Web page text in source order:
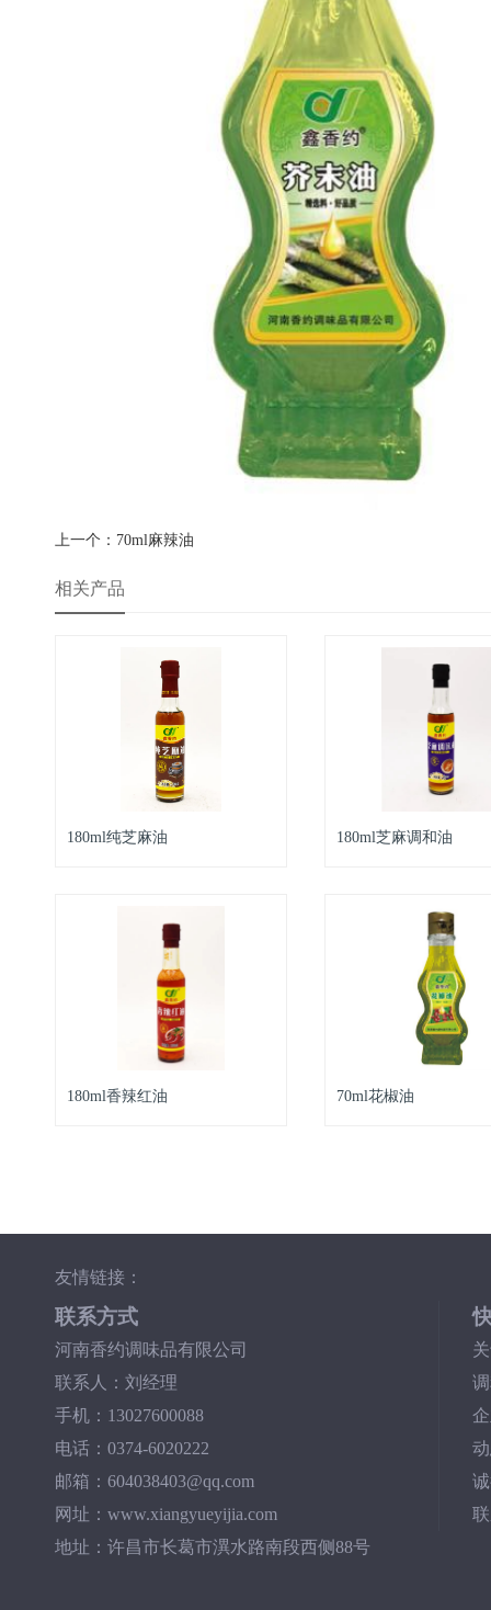
上一个： 70ml麻辣油
相关产品
180ml纯芝麻油 180ml芝麻调和油
180ml香辣红油 70ml花椒油
友情链接：
联系方式
河南香约调味品有限公司
联系人：刘经理
手机：13027600088
电话：0374-6020222
邮箱：604038403@qq.com
网址：www.xiangyueyijia.com
地址：许昌市长葛市潩水路南段西侧88号